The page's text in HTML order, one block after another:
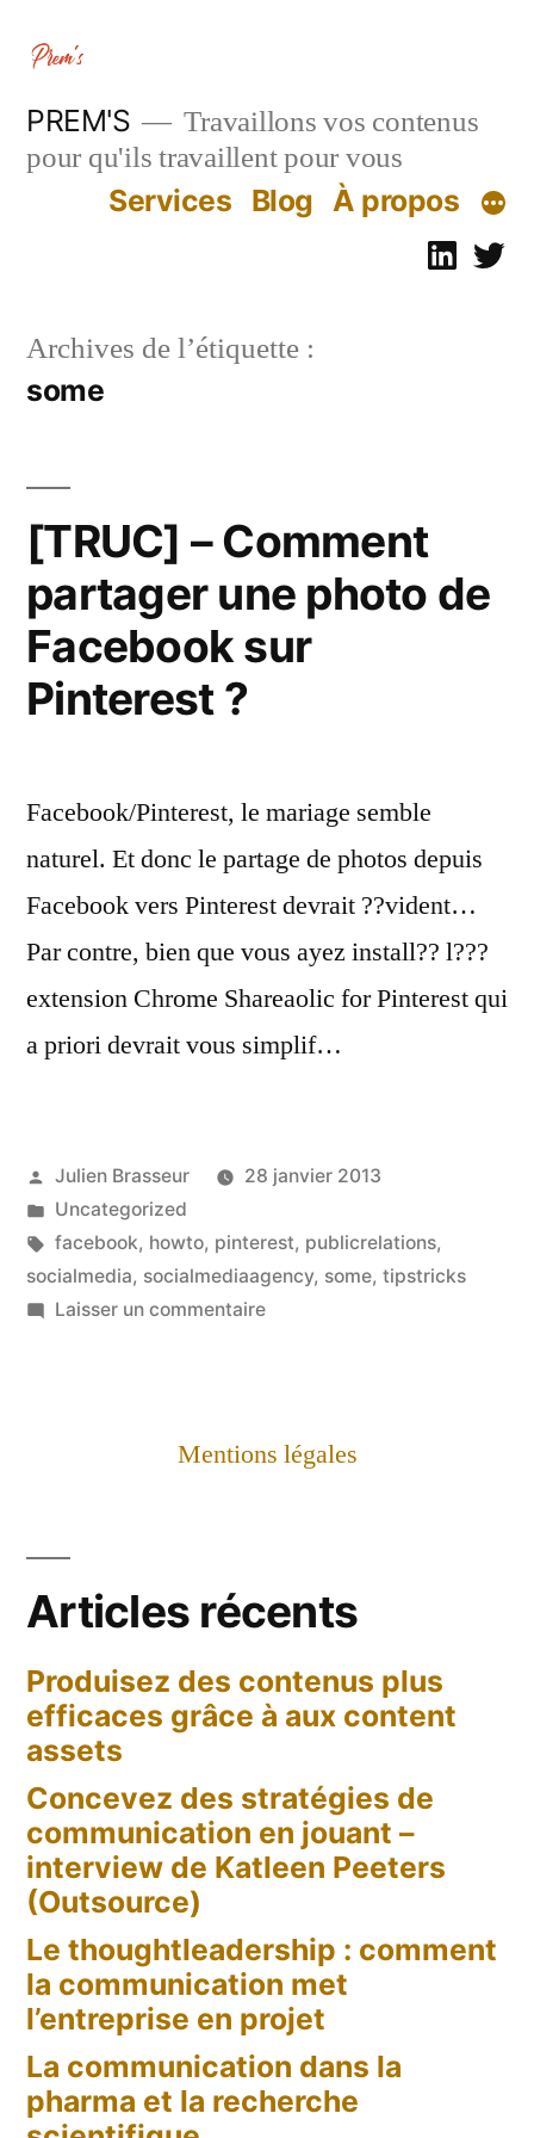
contenu
PREM'S
Travaillons vos contenus
pour qu'ils travaillent pour vous
Services Blog À propos
Archives de l’étiquette :
some
[TRUC] – Comment
partager une photo de
Facebook sur
Pinterest ?
Facebook/Pinterest, le mariage semble
naturel. Et donc le partage de photos depuis
Facebook vers Pinterest devrait ??vident…
Par contre, bien que vous ayez install?? l???
extension Chrome Shareaolic for Pinterest qui
a priori devrait vous simplif…
Publié
par
Julien Brasseur
28 janvier 2013
Publié
dans
Uncategorized
Étiquettes :
facebook, howto, pinterest, publicrelations,
socialmedia, socialmediaagency, some, tipstricks
Laisser un commentairesur
partager
sur
?
Mentions légales
Articles récents
Produisez des contenus plus
efficaces grâce à aux content
assets
Concevez des stratégies de
communication en jouant –
interview de Katleen Peeters
(Outsource)
Le thoughtleadership : comment
la communication met
l’entreprise en projet
La communication dans la
pharma et la recherche